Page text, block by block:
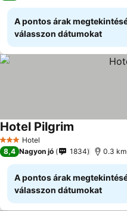
A pontos árak
válasszon dátumokat
3 Kategória
Hotel
Hotel Pilgrim
8,4 Nagyon jó 1834
A pontos árak
válasszon dátumokat